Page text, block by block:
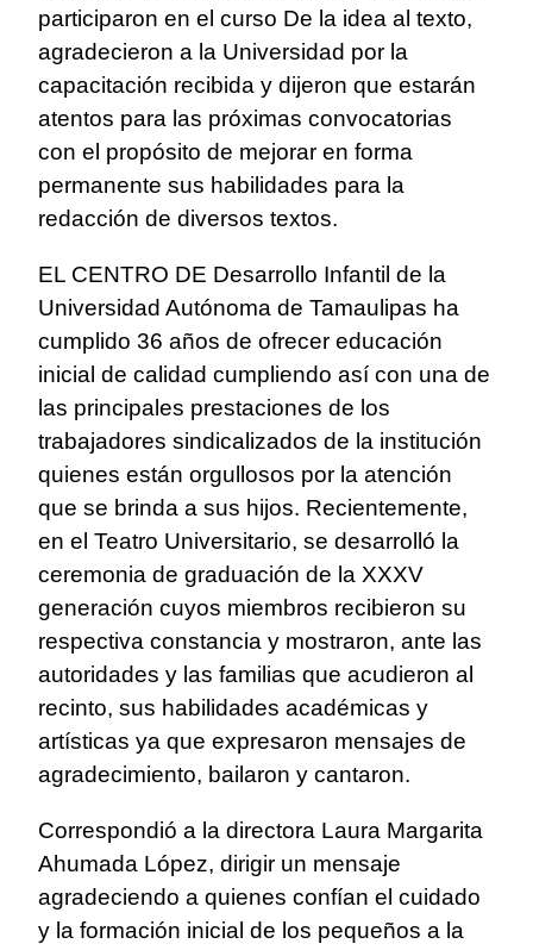
participaron en el curso De la idea al texto,
agradecieron a la Universidad por la
capacitación recibida y dijeron que estarán
atentos para las próximas convocatorias
con el propósito de mejorar en forma
permanente sus habilidades para la
redacción de diversos textos.
EL CENTRO DE Desarrollo Infantil de la
Universidad Autónoma de Tamaulipas ha
cumplido 36 años de ofrecer educación
inicial de calidad cumpliendo así con una de
las principales prestaciones de los
trabajadores sindicalizados de la institución
quienes están orgullosos por la atención
que se brinda a sus hijos. Recientemente,
en el Teatro Universitario, se desarrolló la
ceremonia de graduación de la XXXV
generación cuyos miembros recibieron su
respectiva constancia y mostraron, ante las
autoridades y las familias que acudieron al
recinto, sus habilidades académicas y
artísticas ya que expresaron mensajes de
agradecimiento, bailaron y cantaron.
Correspondió a la directora Laura Margarita
Ahumada López, dirigir un mensaje
agradeciendo a quienes confían el cuidado
y la formación inicial de los pequeños a la